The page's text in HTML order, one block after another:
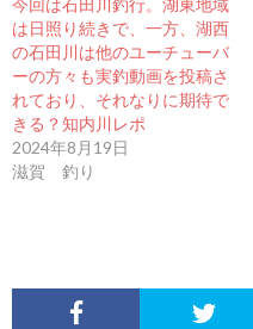
今回は石田川釣行。湖東地域
は日照り続きで、一方、湖西
の石田川は他のユーチューバ
ーの方々も実釣動画を投稿さ
れており、それなりに期待で
きる？知内川レポ
2024年8月19日
滋賀 釣り